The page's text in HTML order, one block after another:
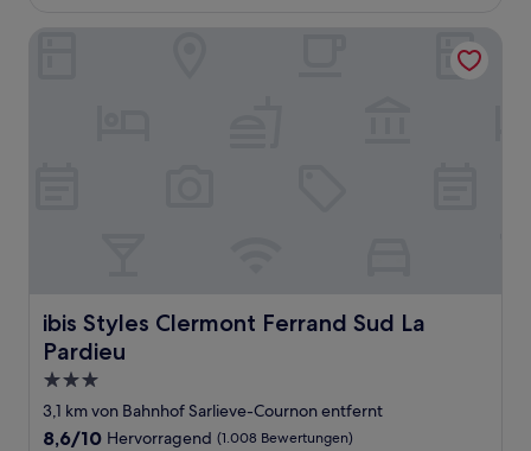
ibis Styles Clermont Ferrand Sud La
Pardieu
ibis Styles Clermont Ferrand Sud La Pardieu
3.0-
Sterne-
Unterkunft
3,1 km von Bahnhof Sarlieve-Cournon entfernt
8.6
8,6/10 Hervorragend (1.008 Bewertungen)